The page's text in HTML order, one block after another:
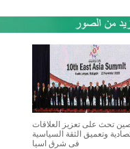
تحث على تعزيز العلاقات
وتعميق الثقة السياسية
فى شرق اسيا